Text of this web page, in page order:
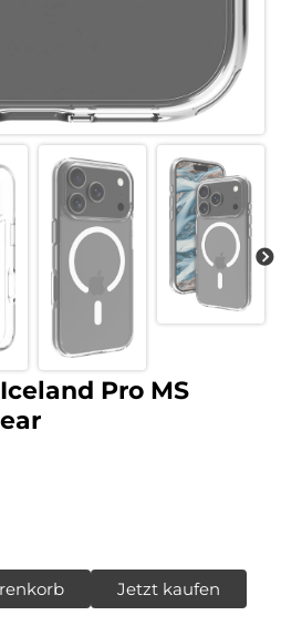
Pro MS
Jetzt kaufen